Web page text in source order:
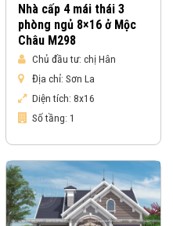
Nhà cấp 4 mái thái 3
phòng ngủ 8×16 ở Mộc
Châu M298
Chủ đầu tư: chị Hân
Địa chỉ: Sơn La
Diện tích: 8x16
Số tầng: 1